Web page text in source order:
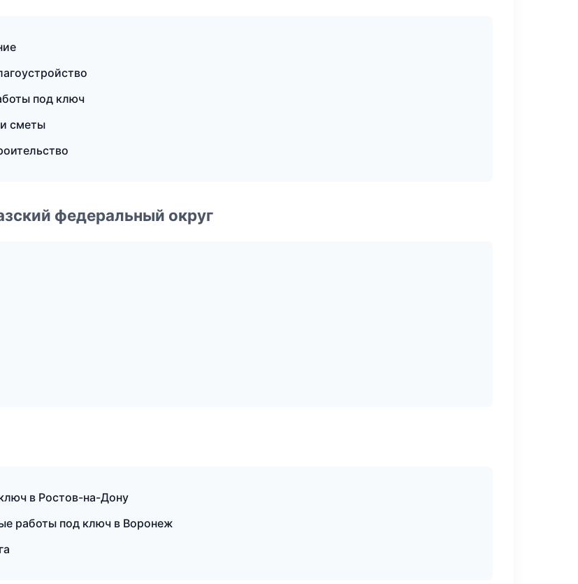
под ключ
сметы
федеральный округ
в Ростов-на-Дону
работы под ключ в Воронеж